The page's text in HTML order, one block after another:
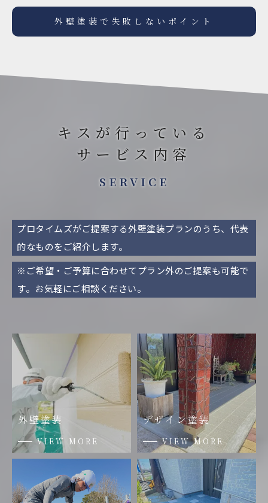
外壁塗装で失敗しないポイント
キスが行っている
サービス内容
SERVICE
プロタイムズがご提案する外壁塗装プランのうち、代表
的なものをご紹介します。
※ご希望・ご予算に合わせてプラン外のご提案も可能で
す。お気軽にご相談ください。
外壁塗装
VIEW MORE
デザイン塗装
VIEW MORE